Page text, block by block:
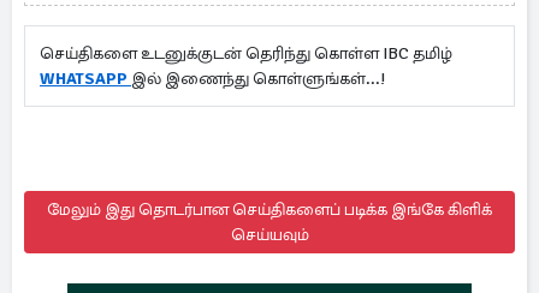
செய்திகளை உடனுக்குடன் தெரிந்து கொள்ள IBC தமிழ்
WHATSAPP இல் இணைந்து கொள்ளுங்கள்...!
மேலும் இது தொடர்பான செய்திகளைப் படிக்க இங்கே கிளிக்
செய்யவும்